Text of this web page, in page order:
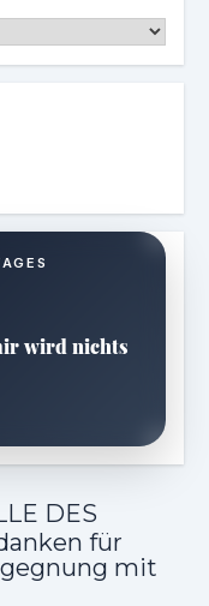
wird nichts
DES
für
mit